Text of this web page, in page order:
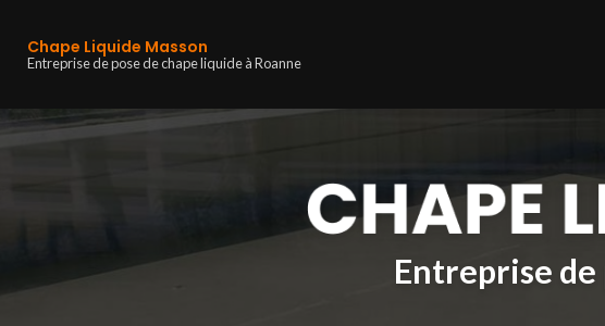
contenu
Chape Liquide Masson
Entreprise de pose de chape liquide à Roanne
Entreprise de